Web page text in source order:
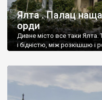
Ялта . Палац
орди
Дивне місто все таки Ялта.
і бідністю, між розкішшю і